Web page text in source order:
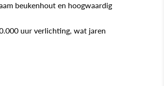
beukenhout en hoogwaardig
uur verlichting, wat jaren